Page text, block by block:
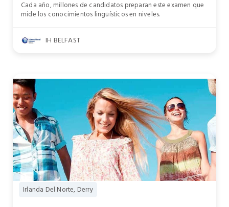
Cada año, millones de candidatos preparan este examen que
mide los conocimientos lingüísticos en niveles.
IH BELFAST
Irlanda Del Norte, Derry